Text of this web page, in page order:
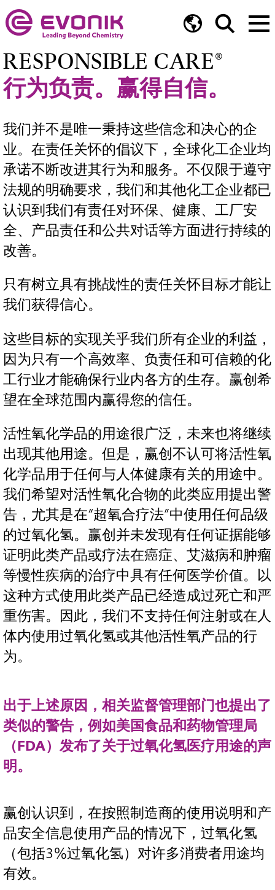
RESPONSIBLE CARE®
行为负责。赢得自信。
我们并不是唯一秉持这些信念和决心的企
业。在责任关怀的倡议下，全球化工企业均
承诺不断改进其行为和服务。不仅限于遵守
法规的明确要求，我们和其他化工企业都已
认识到我们有责任对环保、健康、工厂安
全、产品责任和公共对话等方面进行持续的
改善。
只有树立具有挑战性的责任关怀目标才能让
我们获得信心。
这些目标的实现关乎我们所有企业的利益，
因为只有一个高效率、负责任和可信赖的化
工行业才能确保行业内各方的生存。赢创希
望在全球范围内赢得您的信任。
活性氧化学品的用途很广泛，未来也将继续
出现其他用途。但是，赢创不认可将活性氧
化学品用于任何与人体健康有关的用途中。
我们希望对活性氧化合物的此类应用提出警
告，尤其是在“超氧合疗法”中使用任何品级
的过氧化氢。赢创并未发现有任何证据能够
证明此类产品或疗法在癌症、艾滋病和肿瘤
等慢性疾病的治疗中具有任何医学价值。以
这种方式使用此类产品已经造成过死亡和严
重伤害。因此，我们不支持任何注射或在人
体内使用过氧化氢或其他活性氧产品的行
为。
出于上述原因，相关监督管理部门也提出了
类似的警告，例如美国食品和药物管理局
（FDA）发布了关于过氧化氢医疗用途的声
明。
赢创认识到，在按照制造商的使用说明和产
品安全信息使用产品的情况下，过氧化氢
（包括3%过氧化氢）对许多消费者用途均
有效。